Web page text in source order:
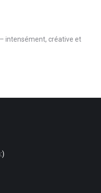
intensément, créative et